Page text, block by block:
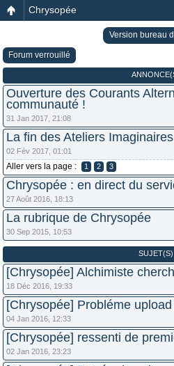
Chrysopée
Version bureau
Forum verrouillé
Ouverture des Courants
communauté !
31 Jan 2017, 21:08
La fin des Ateliers Imaginaires
02 Fév 2017, 01:01
Aller vers la page : 1 2 3
Chrysopée : en direct du
27 Août 2016, 18:13
La rubrique de Chrysopée
30 Sep 2015, 10:53
SUJET(S)
[Chrysopée] Alchimiste
18 Déc 2016, 19:33
[Chrysopée] Probléme
04 Jan 2016, 12:33
[Chrysopée] ressenti de
02 Jan 2016, 23:23